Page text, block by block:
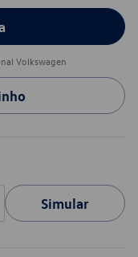
Volkswagen
Simular